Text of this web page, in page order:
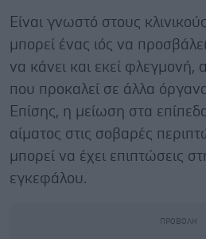
Είναι γνωστό στους
μπορεί ένας ιός να
να κάνει και εκεί φλεγμονή,
που προκαλεί σε άλλα
Επίσης, η μείωση στα
αίματος στις σοβαρές
μπορεί να έχει επιπτώσεις
εγκεφάλου.